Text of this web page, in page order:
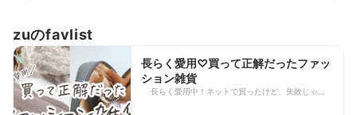
zuのfavlist
長らく愛用♡買って正解だったファッ
ション雑貨
長らく愛用中！ネットで買ったけど、失敗じゃなか